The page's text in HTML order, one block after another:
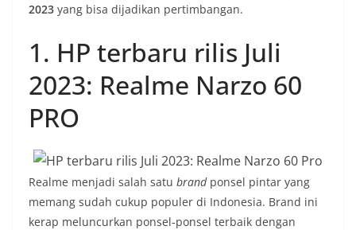
2023 yang bisa dijadikan pertimbangan.
1. HP terbaru rilis Juli
2023: Realme Narzo 60
PRO
Realme menjadi salah satu brandponsel pintar yang
memang sudah cukup populer di Indonesia. Brand ini
kerap meluncurkan ponsel-ponsel terbaik dengan